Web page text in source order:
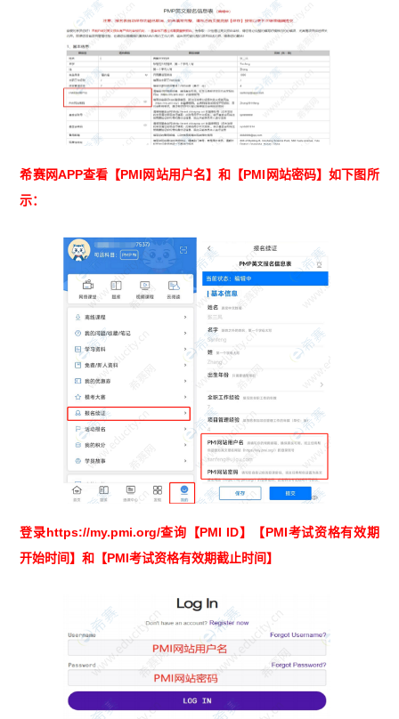
希赛网APP查看【PMI网站用户名】和【PMI网站密码】如下图所
示：
登录https://my.pmi.org/查询【PMI ID】【PMI考试资格有效期
开始时间】和【PMI考试资格有效期截止时间】